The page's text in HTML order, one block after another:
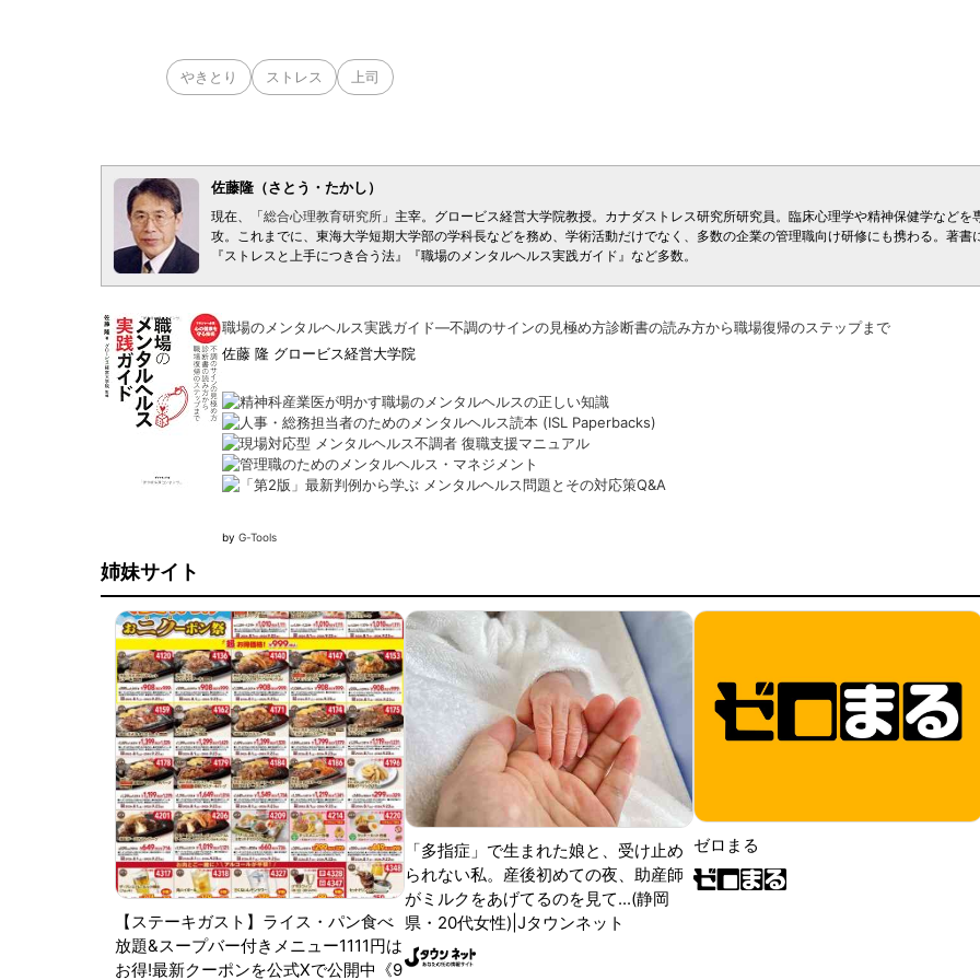
やきとり ストレス 上司
佐藤隆（さとう・たかし）
現在、「総合心理教育研究所 」主宰。グロービス経営大学院教授。カナダストレス研究所研究員。臨床心理学や精神保健学などを
攻。これまでに、東海大学短期大学部の学科長などを務め、学術活動だけでなく、多数の企業の管理職向け研修にも携わる。著書
『ストレスと上手につき合う法』『職場のメンタルヘルス実践ガイド』など多数。
職場のメンタルヘルス実践ガイド―不調のサインの見極め方診断書の読み方から職場復帰のステップまで
佐藤 隆 グロービス経営大学院
by G-Tools
姉妹サイト
【ステーキガスト】ライス・パン食べ
放題&スープバー付きメニュー1111円は
お得!最新クーポンを公式Xで公開中《9
「多指症」で生まれた娘と、受け止め
られない私。産後初めての夜、助産師
がミルクをあげてるのを見て...(静岡
県・20代女性)|Jタウンネット
ゼロまる